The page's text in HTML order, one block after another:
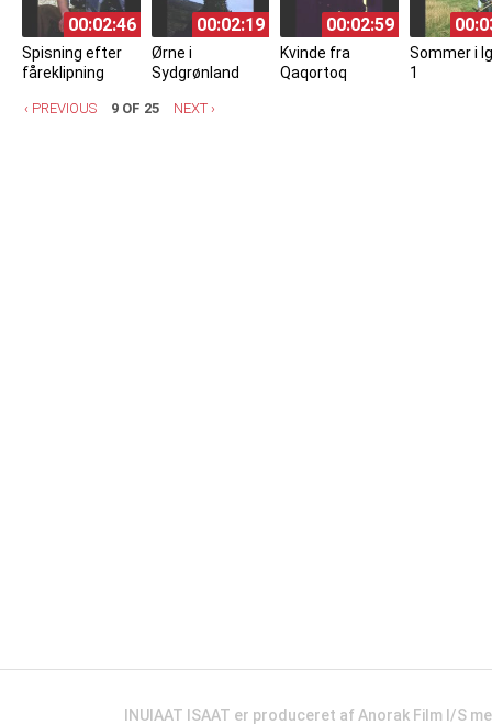
00:02:46
Spisning efter
fåreklipning
00:02:19
Ørne i
Sydgrønland
00:02:59
Kvinde fra
Qaqortoq
Sommer i
1
‹ PREVIOUS 9 OF 25 NEXT ›
INUIAAT ISAAT er produceret af Anorak Film I/S